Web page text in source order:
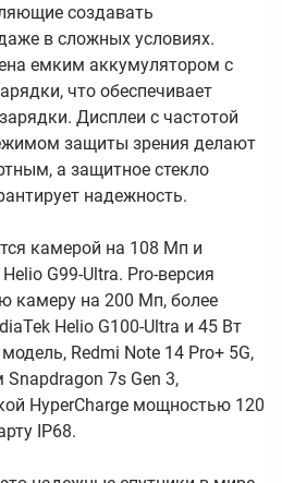
создавать
в сложных условиях.
емким аккумулятором с
что обеспечивает
Дисплеи с частотой
защиты зрения делают
а защитное стекло
надежность.
камерой на 108 Мп и
G99-Ultra. Pro-версия
камеру на 200 Мп, более
Helio G100-Ultra и 45 Вт
Redmi Note 14 Pro+ 5G,
7s Gen 3,
HyperCharge мощностью 120
IP68.